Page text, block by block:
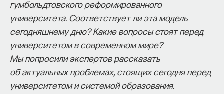
гумбольдтовского реформированного
университета. Соответствует ли эта модель
сегодняшнему дню? Какие вопросы стоят перед
университетом в современном мире?
Мы попросили экспертов рассказать
об актуальных проблемах, стоящих сегодня перед
университетом и системой образования.
Naukka, помогающую учёным
и предпринимателям превращать их идеи
в технологии и успешные стартапы. Теперь
команда ПостНауки запускает новый сервис —
Naukka Talents, рекрутинговое агентство,
созданное для поддержки специалистов,
желающих работать в глобальных инновационных